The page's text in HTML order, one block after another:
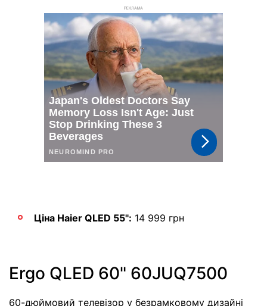
РЕКЛАМА
Ціна Haier QLED 55": 14 999 грн
Ergo QLED 60" 60JUQ7500
60-дюймовий телевізор у безрамковому дизайні